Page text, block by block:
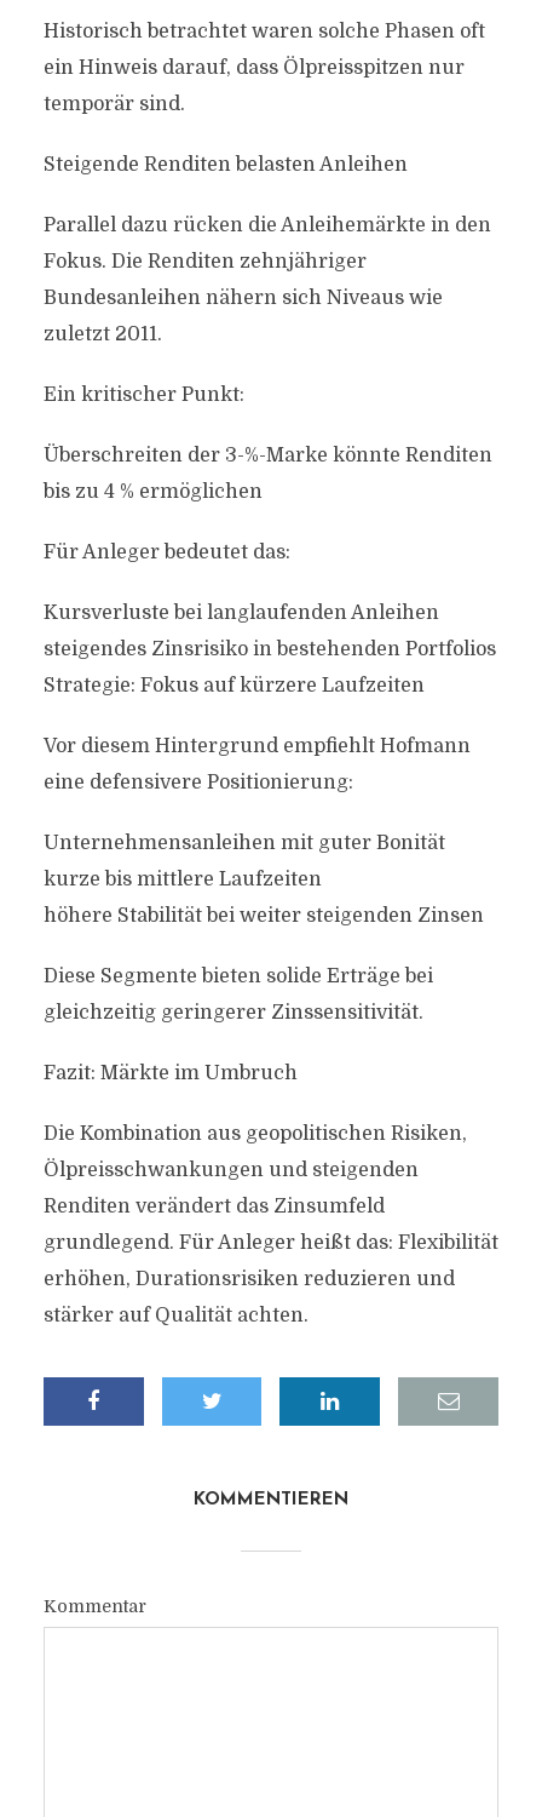
Historisch betrachtet waren solche Phasen oft
ein Hinweis darauf, dass Ölpreisspitzen nur
temporär sind.
Steigende Renditen belasten Anleihen
Parallel dazu rücken die Anleihemärkte in den
Fokus. Die Renditen zehnjähriger
Bundesanleihen nähern sich Niveaus wie
zuletzt 2011.
Ein kritischer Punkt:
Überschreiten der 3-%-Marke könnte Renditen
bis zu 4 % ermöglichen
Für Anleger bedeutet das:
Kursverluste bei langlaufenden Anleihen
steigendes Zinsrisiko in bestehenden Portfolios
Strategie: Fokus auf kürzere Laufzeiten
Vor diesem Hintergrund empfiehlt Hofmann
eine defensivere Positionierung:
Unternehmensanleihen mit guter Bonität
kurze bis mittlere Laufzeiten
höhere Stabilität bei weiter steigenden Zinsen
Diese Segmente bieten solide Erträge bei
gleichzeitig geringerer Zinssensitivität.
Fazit: Märkte im Umbruch
Die Kombination aus geopolitischen Risiken,
Ölpreisschwankungen und steigenden
Renditen verändert das Zinsumfeld
grundlegend. Für Anleger heißt das: Flexibilität
erhöhen, Durationsrisiken reduzieren und
stärker auf Qualität achten.
KOMMENTIEREN
Kommentar